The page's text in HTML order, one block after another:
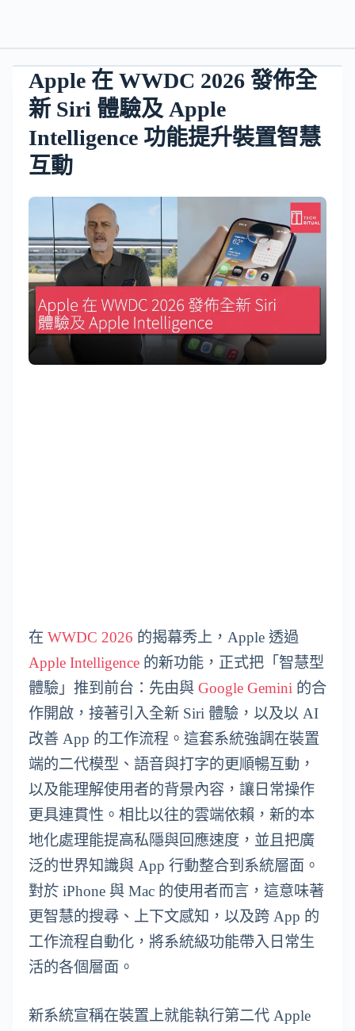
Apple 在 WWDC 2026 發佈全
新 Siri 體驗及 Apple
Intelligence 功能提升裝置智慧
互動
在 WWDC 2026 的揭幕秀上，Apple 透過
Apple Intelligence 的新功能，正式把「智慧型
體驗」推到前台：先由與 Google Gemini 的合
作開啟，接著引入全新 Siri 體驗，以及以 AI
改善 App 的工作流程。這套系統強調在裝置
端的二代模型、語音與打字的更順暢互動，
以及能理解使用者的背景內容，讓日常操作
更具連貫性。相比以往的雲端依賴，新的本
地化處理能提高私隱與回應速度，並且把廣
泛的世界知識與 App 行動整合到系統層面。
對於 iPhone 與 Mac 的使用者而言，這意味著
更智慧的搜尋、上下文感知，以及跨 App 的
工作流程自動化，將系統級功能帶入日常生
活的各個層面。
新系統宣稱在裝置上就能執行第二代 Apple